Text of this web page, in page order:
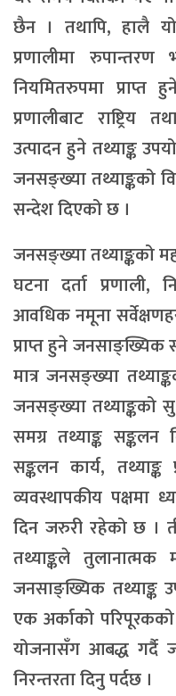
छैन । तथापि, हालै यो
प्रणालीमा
नियमितरुपमा
प्रणालीबाट राष्ट्रिय
उत्पादन हुने तथ्याङ्क
जनसङ्ख्या तथ्याङ्कको
सन्देश दिएको छ ।
जनसङ्ख्या तथ्याङ्कको
घटना दर्ता प्रणाली,
आवधिक नमूना
प्राप्त हुने
मात्र जनसङ्ख्या
जनसङ्ख्या तथ्याङ्कको
समग्र तथ्याङ्क सङ्कलन
सङ्कलन कार्य, तथ्याङ्क
व्यवस्थापकीय पक्षमा
दिन जरुरी रहेको छ ।
तथ्याङ्कले
जनसाङ्ख्यिक तथ्याङ्क
एक अर्काको परिपूरकको
योजनासँग आबद्ध गर्दै
निरन्तरता दिनु पर्दछ ।